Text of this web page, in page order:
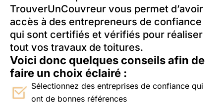
TrouverUnCouvreur vous permet d’avoir
accès à des entrepreneurs de confiance
qui sont certifiés et vérifiés pour réaliser
tout vos travaux de toitures.
Voici donc quelques conseils afin de
faire un choix éclairé :
Sélectionnez des entreprises de confiance qui
ont de bonnes références